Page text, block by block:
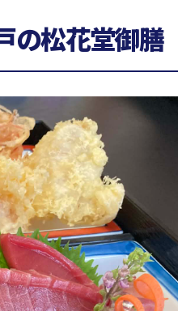
の松花堂御膳